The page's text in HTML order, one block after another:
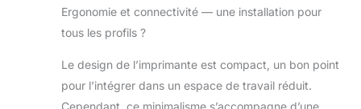
Ergonomie et connectivité — une installation pour
tous les profils ?
Le design de l’imprimante est compact, un bon point
pour l’intégrer dans un espace de travail réduit.
Cependant, ce minimalisme s’accompagne d’une